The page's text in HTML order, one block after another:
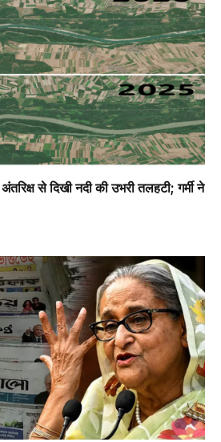
से दिखी नदी की उभरी तलहटी; गर्मी ने